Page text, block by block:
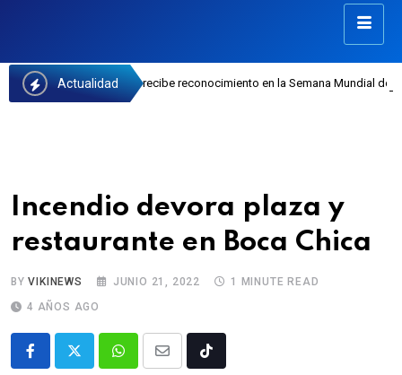
Actualidad
Castillo recibe reconocimiento en la Semana Mundial de la Lactancia
Incendio devora plaza y
restaurante en Boca Chica
BYVIKINEWS JUNIO 21, 2022
1 MINUTE READ
4 AÑOS AGO